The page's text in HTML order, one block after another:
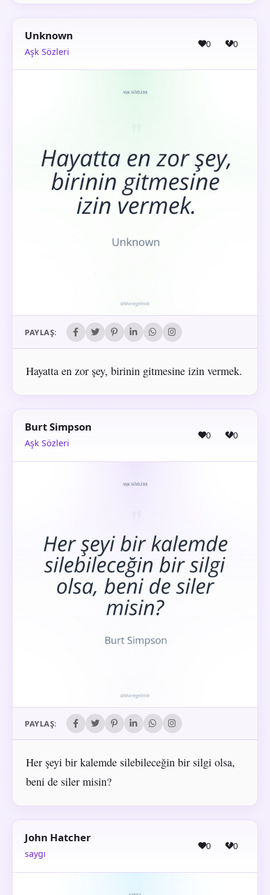
Unknown
Aşk Sözleri
0 0
PAYLAŞ:
Hayatta en zor şey, birinin gitmesine izin vermek.
Burt Simpson
Aşk Sözleri
0 0
PAYLAŞ:
Her şeyi bir kalemde silebileceğin bir silgi olsa,
beni de siler misin?
John Hatcher
saygı
0 0